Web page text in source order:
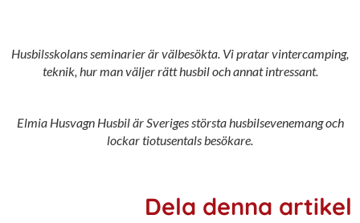
Husbilsskolans seminarier är välbesökta. Vi pratar vintercamping,
teknik, hur man väljer rätt husbil och annat intressant.
Elmia Husvagn Husbil är Sveriges största husbilsevenemang och
lockar tiotusentals besökare.
Dela denna artikel